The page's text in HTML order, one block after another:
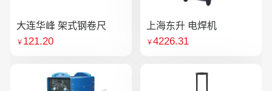
大连华峰 架式钢卷尺
￥ 121.20
上海东升 电焊机
￥4226.31